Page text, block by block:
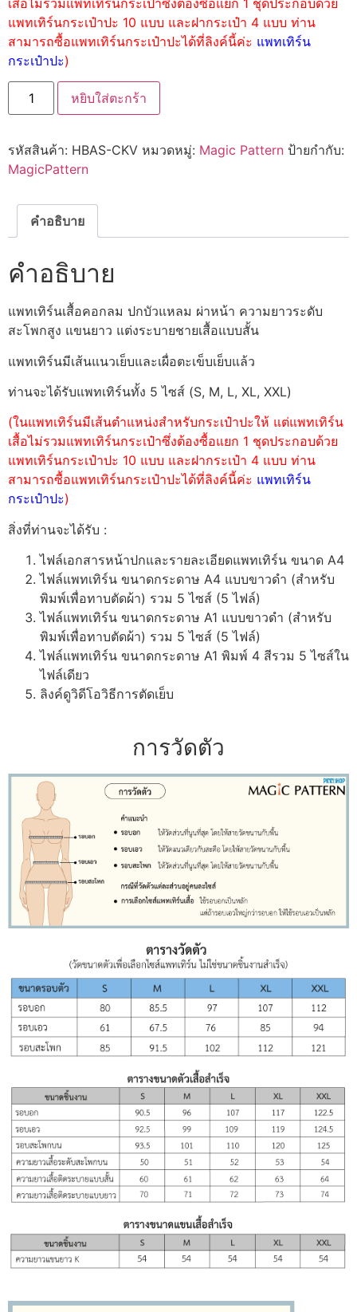
เสื้อไม่รวมแพทเทิร์นกระเป๋าซึ่งต้องซื้อแยก 1 ชุดประกอบด้วย
แพทเทิร์นกระเป๋าปะ 10 แบบ และฝากระเป๋า 4 แบบ ท่าน
สามารถซื้อแพทเทิร์นกระเป๋าปะได้ที่ลิงค์นี้ค่ะ แพทเทิร์น
กระเป๋าปะ)
หยิบใส่ตะกร้า
รหัสสินค้า: HBAS-CKV หมวดหมู่: Magic Pattern ป้ายกำกับ:
MagicPattern
คำอธิบาย
คำอธิบาย
แพทเทิร์นเสื้อคอกลม ปกบัวแหลม ผ่าหน้า ความยาวระดับ
สะโพกสูง แขนยาว แต่งระบายชายเสื้อแบบสั้น
แพทเทิร์นมีเส้นแนวเย็บและเผื่อตะเข็บเย็บแล้ว
ท่านจะได้รับแพทเทิร์นทั้ง 5 ไซส์ (S, M, L, XL, XXL)
(ในแพทเทิร์นมีเส้นตำแหน่งสำหรับกระเป๋าปะให้ แต่แพทเทิร์น
เสื้อไม่รวมแพทเทิร์นกระเป๋าซึ่งต้องซื้อแยก 1 ชุดประกอบด้วย
แพทเทิร์นกระเป๋าปะ 10 แบบ และฝากระเป๋า 4 แบบ ท่าน
สามารถซื้อแพทเทิร์นกระเป๋าปะได้ที่ลิงค์นี้ค่ะ แพทเทิร์น
กระเป๋าปะ)
สิ่งที่ท่านจะได้รับ :
ไฟล์เอกสารหน้าปกและรายละเอียดแพทเทิร์น ขนาด A4
ไฟล์แพทเทิร์น ขนาดกระดาษ A4 แบบขาวดำ (สำหรับ
พิมพ์เพื่อทาบตัดผ้า) รวม 5 ไซส์ (5 ไฟล์)
ไฟล์แพทเทิร์น ขนาดกระดาษ A1 แบบขาวดำ (สำหรับ
พิมพ์เพื่อทาบตัดผ้า) รวม 5 ไซส์ (5 ไฟล์)
ไฟล์แพทเทิร์น ขนาดกระดาษ A1 พิมพ์ 4 สีรวม 5 ไซส์ใน
ไฟล์เดียว
ลิงค์ดูวิดีโอวิธีการตัดเย็บ
การวัดตัว